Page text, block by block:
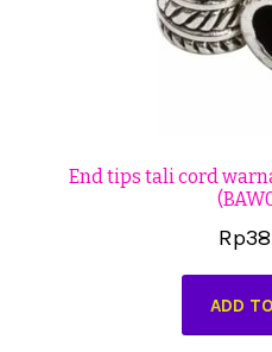
End tips tali cord
Rp
ADD